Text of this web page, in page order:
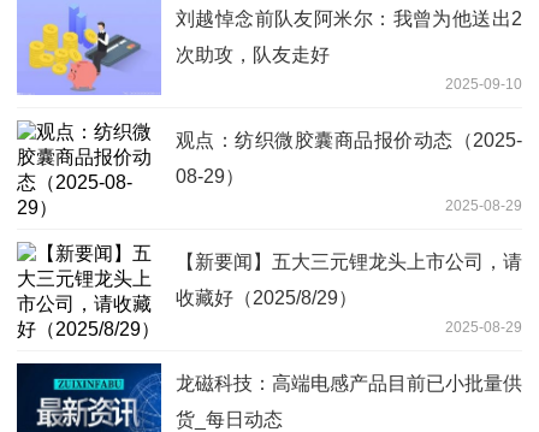
刘越悼念前队友阿米尔：我曾为他送出2
次助攻，队友走好
2025-09-10
观点：纺织微胶囊商品报价动态（2025-
08-29）
2025-08-29
【新要闻】五大三元锂龙头上市公司，请
收藏好（2025/8/29）
2025-08-29
龙磁科技：高端电感产品目前已小批量供
货_每日动态